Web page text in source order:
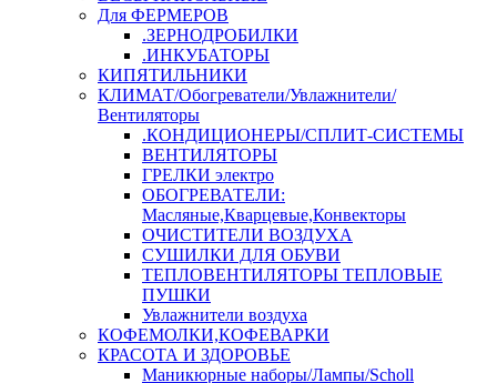
Для ФЕРМЕРОВ
.ЗЕРНОДРОБИЛКИ
.ИНКУБАТОРЫ
КИПЯТИЛЬНИКИ
КЛИМАТ/Обогреватели/Увлажнители/
Вентиляторы
.КОНДИЦИОНЕРЫ/СПЛИТ-СИСТЕМЫ
ВЕНТИЛЯТОРЫ
ГРЕЛКИ электро
ОБОГРЕВАТЕЛИ:
Масляные,Кварцевые,Конвекторы
ОЧИСТИТЕЛИ ВОЗДУХА
СУШИЛКИ ДЛЯ ОБУВИ
ТЕПЛОВЕНТИЛЯТОРЫ ТЕПЛОВЫЕ
ПУШКИ
Увлажнители воздуха
КОФЕМОЛКИ,КОФЕВАРКИ
КРАСОТА И ЗДОРОВЬЕ
Маникюрные наборы/Лампы/Scholl